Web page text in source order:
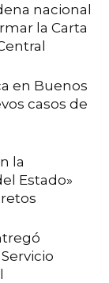
nacional
la Carta
en Buenos
casos de
la
Estado»